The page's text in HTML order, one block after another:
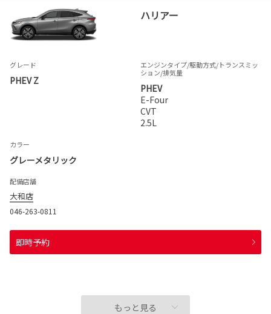
ハリアー
グレード
PHEV Z
エンジンタイプ/駆動方式/トランスミッ
ション/排気量
PHEV
E-Four
CVT
2.5L
カラー
グレーメタリック
配備店舗
大和店
046-263-0811
即時予約
もっと見る